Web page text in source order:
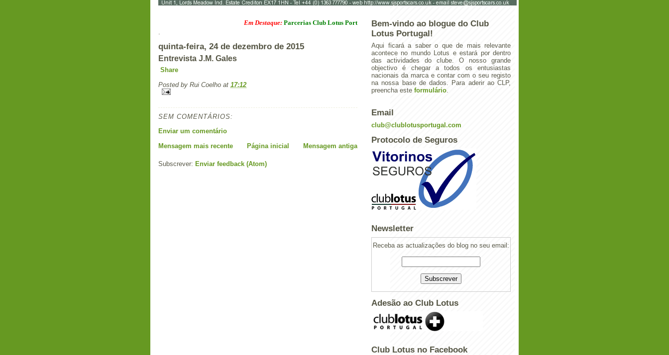
Em Destaque:Parcerias Club Lotus Portugal
quinta-feira, 24 de dezembro de 2015
Entrevista J.M. Gales
Share
Posted by Rui Coelho at 17:12
SEM COMENTÁRIOS:
Enviar um comentário
Mensagem mais recente
Mensagem antiga
Página inicial
Subscrever: Enviar feedback (Atom)
Bem-vindo ao blogue do Club
Lotus Portugal!
Aqui ficará a saber o que de mais relevante
acontece no mundo Lotus e estará por dentro
das actividades do clube. O nosso grande
objectivo é chegar a todos os entusiastas
nacionais da marca e contar com o seu registo
na nossa base de dados. Para aderir ao CLP,
preencha este formulário.
Email
club@clublotusportugal.com
Protocolo de Seguros
Newsletter
Receba as actualizações do blog no seu email:
Adesão ao Club Lotus
Club Lotus no Facebook